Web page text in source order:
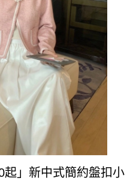
起」新中式簡約盤扣小